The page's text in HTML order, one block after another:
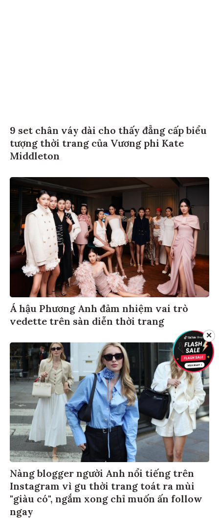
9 set chân váy dài cho thấy đẳng cấp biểu
tượng thời trang của Vương phi Kate
Middleton
Á hậu Phương Anh đảm nhiệm vai trò
vedette trên sàn diễn thời trang
Nàng blogger người Anh nổi tiếng trên
Instagram vì gu thời trang toát ra mùi
"giàu có", ngắm xong chỉ muốn ấn follow
ngay
✕